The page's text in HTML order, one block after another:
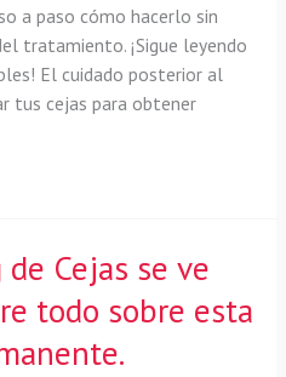
a paso cómo hacerlo sin
tratamiento. ¡Sigue leyendo
El cuidado posterior al
tus cejas para obtener
Cejas se ve
todo sobre esta